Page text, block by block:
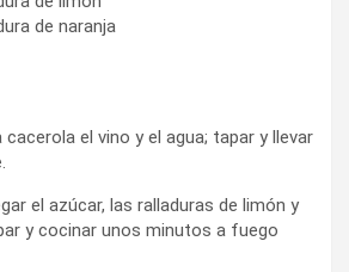
de naranja
el vino y el agua; tapar y llevar
el azúcar, las ralladuras de limón y
y cocinar unos minutos a fuego